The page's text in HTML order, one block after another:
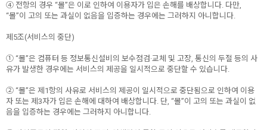
④ 전항의 경우 “몰”은 이로 인하여 이용자가 입은 손해를 배상합니다. 다만,
“몰”이 고의 또는 과실이 없음을 입증하는 경우에는 그러하지 아니합니다.
제5조(서비스의 중단)
① “몰”은 컴퓨터 등 정보통신설비의 보수점검·교체 및 고장, 통신의 두절 등의 사
유가 발생한 경우에는 서비스의 제공을 일시적으로 중단할 수 있습니다.
② “몰”은 제1항의 사유로 서비스의 제공이 일시적으로 중단됨으로 인하여 이용
자 또는 제3자가 입은 손해에 대하여 배상합니다. 단, “몰”이 고의 또는 과실이 없
음을 입증하는 경우에는 그러하지 아니합니다.